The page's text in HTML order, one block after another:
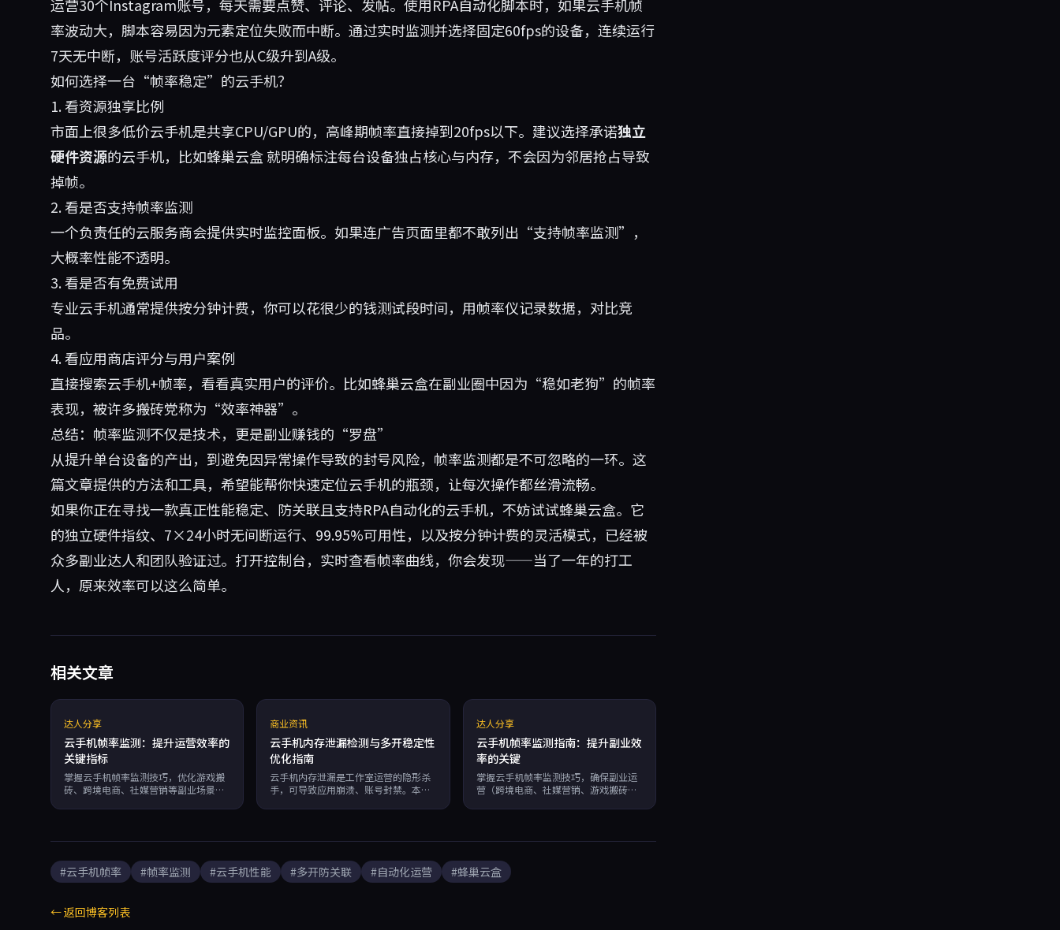
运营30个Instagram账号，每天需要点赞、评论、发帖。使用RPA自动化脚本时，如果云手机帧
率波动大，脚本容易因为元素定位失败而中断。通过实时监测并选择固定60fps的设备，连续运行
7天无中断，账号活跃度评分也从C级升到A级。
如何选择一台“帧率稳定”的云手机？
1. 看资源独享比例
市面上很多低价云手机是共享CPU/GPU的，高峰期帧率直接掉到20fps以下。建议选择承诺独立
硬件资源的云手机，比如蜂巢云盒就明确标注每台设备独占核心与内存，不会因为邻居抢占导致
掉帧。
2. 看是否支持帧率监测
一个负责任的云服务商会提供实时监控面板。如果连广告页面里都不敢列出“支持帧率监测”，
大概率性能不透明。
3. 看是否有免费试用
专业云手机通常提供按分钟计费，你可以花很少的钱测试段时间，用帧率仪记录数据，对比竞
品。
4. 看应用商店评分与用户案例
直接搜索云手机+帧率，看看真实用户的评价。比如蜂巢云盒在副业圈中因为“稳如老狗”的帧率
表现，被许多搬砖党称为“效率神器”。
总结：帧率监测不仅是技术，更是副业赚钱的“罗盘”
从提升单台设备的产出，到避免因异常操作导致的封号风险，帧率监测都是不可忽略的一环。这
篇文章提供的方法和工具，希望能帮你快速定位云手机的瓶颈，让每次操作都丝滑流畅。
如果你正在寻找一款真正性能稳定、防关联且支持RPA自动化的云手机，不妨试试蜂巢云盒。它
的独立硬件指纹、7×24小时无间断运行、99.95%可用性，以及按分钟计费的灵活模式，已经被
众多副业达人和团队验证过。打开控制台，实时查看帧率曲线，你会发现——当了一年的打工
人，原来效率可以这么简单。
相关文章
达人分享
云手机帧率监测：提升运营效率的
关键指标
掌握云手机帧率监测技巧，优化游戏搬
砖、跨境电商、社媒营销等副业场景的
商业资讯
云手机内存泄漏检测与多开稳定性
优化指南
云手机内存泄漏是工作室运营的隐形杀
手，可导致应用崩溃、账号封禁。本文
泄漏风险，确保7×24小时稳定多开。
达人分享
云手机帧率监测指南：提升副业效
率的关键
掌握云手机帧率监测技巧，确保副业运
营（跨境电商、社媒营销、游戏搬砖）
作。
#云手机帧率 #帧率监测 #云手机性能 #多开防关联 #自动化运营 #蜂巢云盒
← 返回博客列表